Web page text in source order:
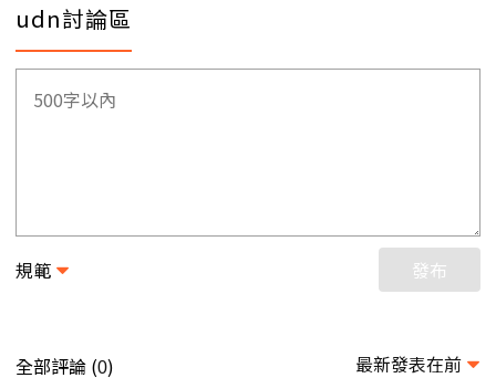
udn討論區
規範 發布
全部評論 (0) 最新發表在前